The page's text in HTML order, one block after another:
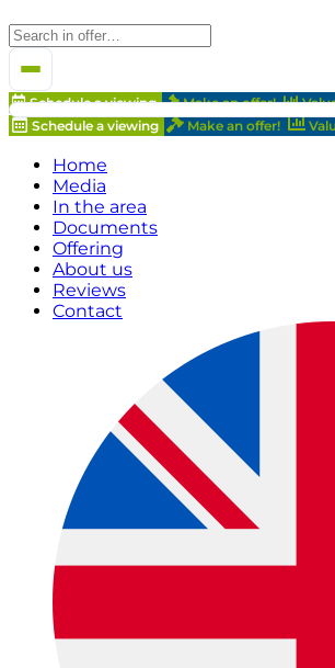
Schedule a viewing Make an offer!
Schedule a viewing
Make an offer!
Home
Media
In the area
Documents
Offering
About us
Reviews
Contact